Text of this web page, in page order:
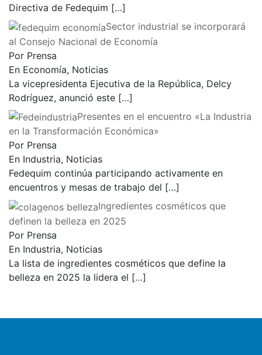
Directiva de Fedequim […]
Sector industrial se incorporará
al Consejo Nacional de Economía
Por Prensa
En Economía, Noticias
La vicepresidenta Ejecutiva de la República, Delcy
Rodríguez, anunció este […]
Presentes en el encuentro «La Industria
en la Transformación Económica»
Por Prensa
En Industria, Noticias
Fedequim continúa participando activamente en
encuentros y mesas de trabajo del […]
Ingredientes cosméticos que
definen la belleza en 2025
Por Prensa
En Industria, Noticias
La lista de ingredientes cosméticos que define la
belleza en 2025 la lidera el […]